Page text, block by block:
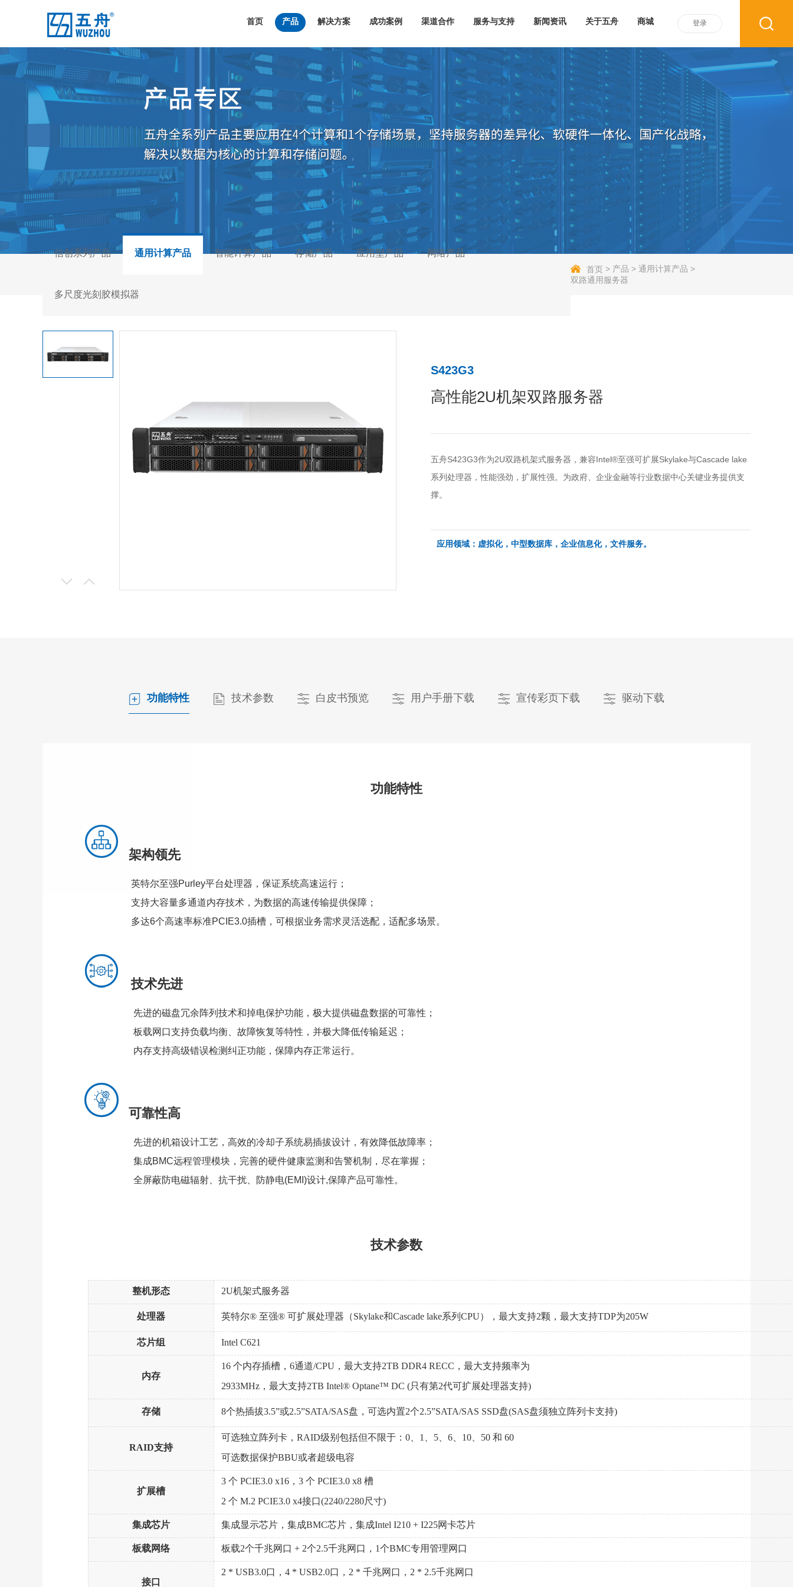
首页 产品 解决方案 成功案例 渠道合作 服务与支持 新闻资讯 关于五舟 商城 登录
信创系列产品 通用计算产品 智能计算产品 存储产品 应用型产品 网络产品
多尺度光刻胶模拟器
首页 > 产品 > 通用计算产品 >
双路通用服务器
S423G3
高性能2U机架双路服务器
五舟S423G3作为2U双路机架式服务器，兼容Intel®至强可扩展Skylake与Cascade lake
系列处理器，性能强劲，扩展性强。为政府、企业金融等行业数据中心关键业务提供支
撑。
应用领域：虚拟化，中型数据库，企业信息化，文件服务。
功能特性 技术参数 白皮书预览 用户手册下载 宣传彩页下载 驱动下载
功能特性
架构领先
英特尔至强Purley平台处理器，保证系统高速运行；
支持大容量多通道内存技术，为数据的高速传输提供保障；
多达6个高速率标准PCIE3.0插槽，可根据业务需求灵活选配，适配多场景。
技术先进
先进的磁盘冗余阵列技术和掉电保护功能，极大提供磁盘数据的可靠性；
板载网口支持负载均衡、故障恢复等特性，并极大降低传输延迟；
内存支持高级错误检测纠正功能，保障内存正常运行。
可靠性高
先进的机箱设计工艺，高效的冷却子系统易插拔设计，有效降低故障率；
集成BMC远程管理模块，完善的硬件健康监测和告警机制，尽在掌握；
全屏蔽防电磁辐射、抗干扰、防静电(EMI)设计,保障产品可靠性。
技术参数
整机形态 2U机架式服务器
处理器 英特尔® 至强® 可扩展处理器（Skylake和Cascade lake系列CPU），最大支持2颗，最大支持TDP为205W
芯片组 Intel C621
内存
16 个内存插槽，6通道/CPU，最大支持2TB DDR4 RECC，最大支持频率为
2933MHz，最大支持2TB Intel® Optane™ DC (只有第2代可扩展处理器支持)
存储 8个热插拔3.5”或2.5”SATA/SAS盘，可选内置2个2.5”SATA/SAS SSD盘(SAS盘须独立阵列卡支持)
RAID支持
可选独立阵列卡，RAID级别包括但不限于：0、1、5、6、10、50 和 60
可选数据保护BBU或者超级电容
扩展槽
3 个 PCIE3.0 x16，3 个 PCIE3.0 x8 槽
2 个 M.2 PCIE3.0 x4接口(2240/2280尺寸)
集成芯片 集成显示芯片，集成BMC芯片，集成Intel I210 + I225网卡芯片
板载网络 板载2个千兆网口 + 2个2.5千兆网口，1个BMC专用管理网口
接口
2 * USB3.0口，4 * USB2.0口，2 * 千兆网口，2 * 2.5千兆网口